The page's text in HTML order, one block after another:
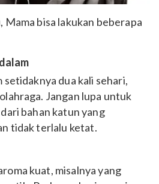
Mama bisa lakukan beberapa
setidaknya dua kali sehari,
Jangan lupa untuk
bahan katun yang
tidak terlalu ketat.
kuat, misalnya yang